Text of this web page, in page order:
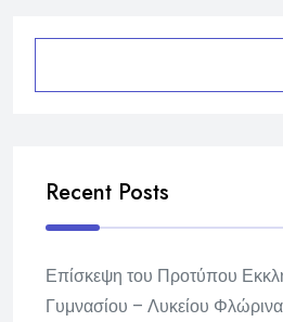
Recent Posts
Επίσκεψη του Προτύπου
Γυμνασίου – Λυκείου